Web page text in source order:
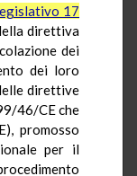
17
direttiva
dei
dei loro
direttive
46/CE che
promosso
per il